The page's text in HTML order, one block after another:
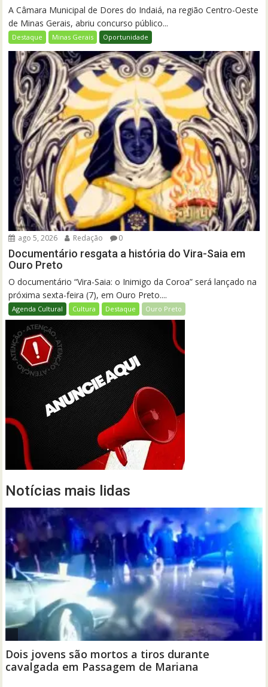
A Câmara Municipal de Dores do Indaiá, na região Centro-Oeste
de Minas Gerais, abriu concurso público...
Destaque Minas Gerais Oportunidade
ago 5, 2026 Redação 0
Documentário resgata a história do Vira-Saia em
Ouro Preto
O documentário “Vira-Saia: o Inimigo da Coroa” será lançado na
próxima sexta-feira (7), em Ouro Preto....
Agenda Cultural Cultura Destaque Ouro Preto
Notícias mais lidas